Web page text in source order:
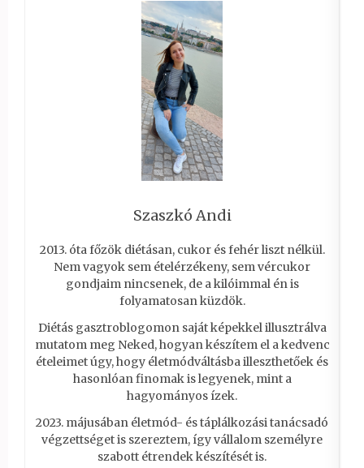
Szaszkó Andi
2013. óta főzök diétásan, cukor és fehér liszt nélkül.
Nem vagyok sem ételérzékeny, sem vércukor
gondjaim nincsenek, de a kilóimmal én is
folyamatosan küzdök.
Diétás gasztroblogomon saját képekkel illusztrálva
mutatom meg Neked, hogyan készítem el a kedvenc
ételeimet úgy, hogy életmódváltásba illeszthetőek és
hasonlóan finomak is legyenek, mint a
hagyományos ízek.
2023. májusában életmód- és táplálkozási tanácsadó
végzettséget is szereztem, így vállalom személyre
szabott étrendek készítését is.